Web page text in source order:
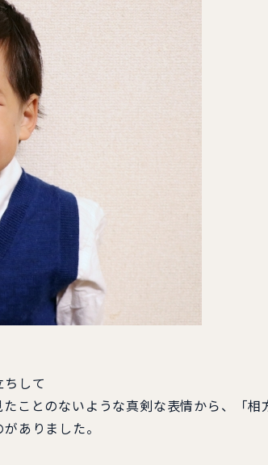
して
ことのないような真剣な表情から、「相
ありました。